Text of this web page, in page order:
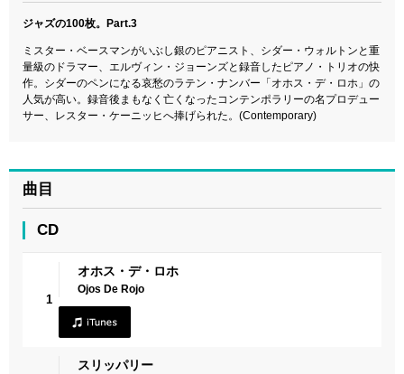
ジャズの100枚。Part.3
ミスター・ベースマンがいぶし銀のピアニスト、シダー・ウォルトンと重
量級のドラマー、エルヴィン・ジョーンズと録音したピアノ・トリオの快
作。シダーのペンになる哀愁のラテン・ナンバー「オホス・デ・ロホ」の
人気が高い。録音後まもなく亡くなったコンテンポラリーの名プロデュー
サー、レスター・ケーニッヒへ捧げられた。(Contemporary)
曲目
CD
1
オホス・デ・ロホ
Ojos De Rojo
スリッパリー